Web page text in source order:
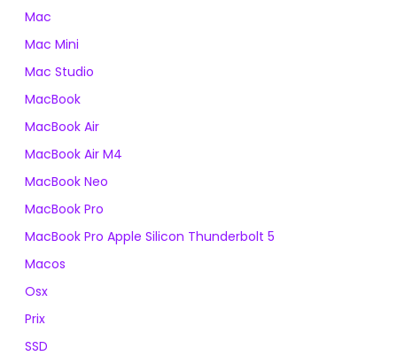
Mac
Mac Mini
Mac Studio
MacBook
MacBook Air
MacBook Air M4
MacBook Neo
MacBook Pro
MacBook Pro Apple Silicon Thunderbolt 5
Macos
Osx
Prix
SSD